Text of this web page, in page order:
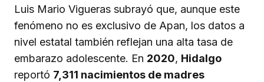
Luis Mario Vigueras subrayó que, aunque este
fenómeno no es exclusivo de Apan, los datos a
nivel estatal también reflejan una alta tasa de
embarazo adolescente. En 2020, Hidalgo
reportó 7,311 nacimientos de madres